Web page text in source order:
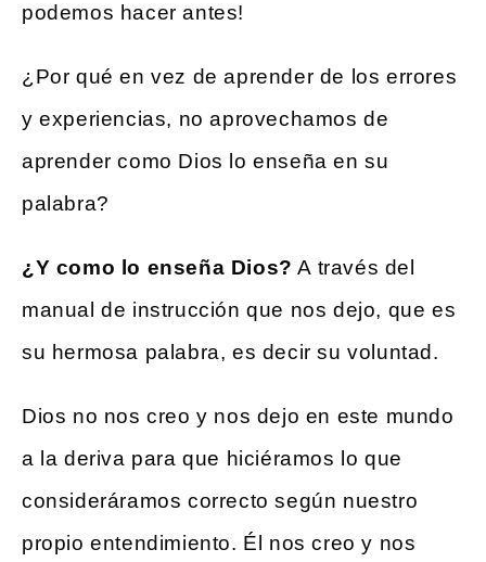
podemos hacer antes!
¿Por qué en vez de aprender de los errores
y experiencias, no aprovechamos de
aprender como Dios lo enseña en su
palabra?
¿ Y como lo enseña Dios? A través del
manual de instrucción que nos dejo, que es
su hermosa palabra, es decir su voluntad.
Dios no nos creo y nos dejo en este mundo
a la deriva para que hiciéramos lo que
consideráramos correcto según nuestro
propio entendimiento. Él nos creo y nos